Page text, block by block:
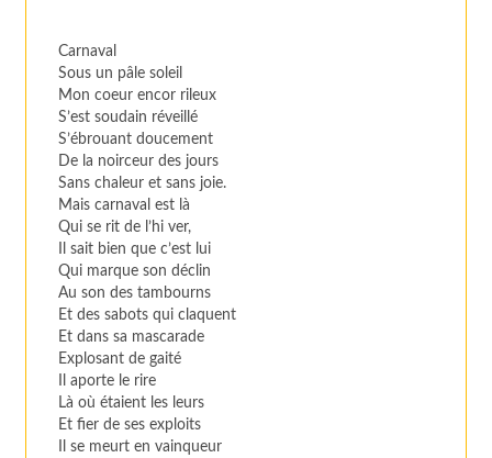
Carnaval
Sous un pâle soleil
Mon coeur encor rileux
S’est soudain réveillé
S’ébrouant doucement
De la noirceur des jours
Sans chaleur et sans joie.
Mais carnaval est là
Qui se rit de l’hi ver,
Il sait bien que c’est lui
Qui marque son déclin
Au son des tambourns
Et des sabots qui claquent
Et dans sa mascarade
Explosant de gaité
Il aporte le rire
Là où étaient les leurs
Et fier de ses exploits
Il se meurt en vainqueur